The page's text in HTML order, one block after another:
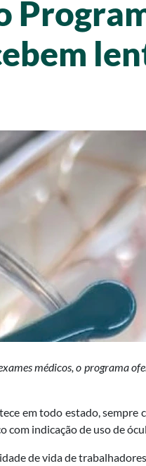
médicos, o programa
em todo estado, sempre
indicação de uso de
de vida de